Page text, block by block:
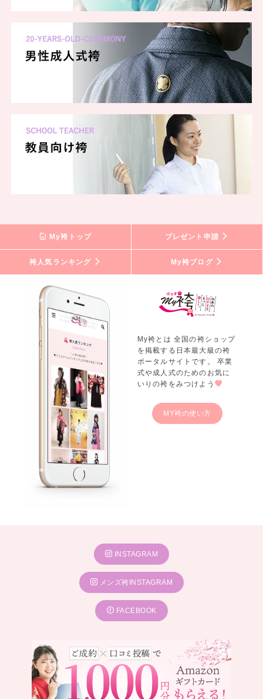
My袴トップ プレゼント申請
袴人気ランキング My袴ブログ
My袴とは 全国の袴ショップ
を掲載する日本最大級の袴
ポータルサイトです。 卒業
式や成人式のためのお気に
いりの袴をみつけよう
MY袴の使い方
INSTAGRAM
メンズ袴INSTAGRAM
FACEBOOK